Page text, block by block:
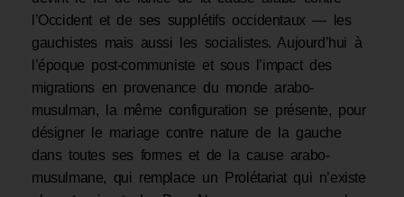
l’Occident et de ses supplétifs occidentaux — les
gauchistes mais aussi les socialistes. Aujourd’hui à
l’époque post-communiste et sous l’impact des
migrations en provenance du monde arabo-
musulman, la même configuration se présente, pour
désigner le mariage contre nature de la gauche
dans toutes ses formes et de la cause arabo-
musulmane, qui remplace un Prolétariat qui n’existe